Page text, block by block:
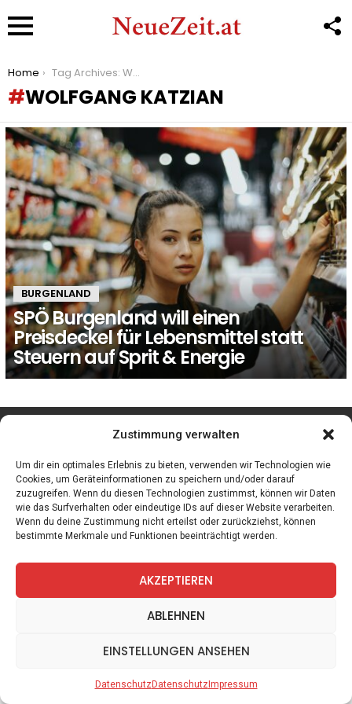
Zustimmung verwalten
Um dir ein optimales Erlebnis zu bieten, verwenden wir Technologien wie
Cookies, um Geräteinformationen zu speichern und/oder darauf
zuzugreifen. Wenn du diesen Technologien zustimmst, können wir Daten
wie das Surfverhalten oder eindeutige IDs auf dieser Website verarbeiten.
Wenn du deine Zustimmung nicht erteilst oder zurückziehst, können
bestimmte Merkmale und Funktionen beeinträchtigt werden.
AKZEPTIEREN
ABLEHNEN
EINSTELLUNGEN ANSEHEN
DatenschutzDatenschutzImpressum
You are here:
Home Tag Archives: Wolfgang Katzian
WOLFGANG KATZIAN
LATEST
STORIES
BURGENLAND
SPÖ Burgenland will einen
Preisdeckel für Lebensmittel statt
Steuern auf Sprit & Energie
facebook instagram
Spiele Zitate Kontakt Datenschutz Impressum